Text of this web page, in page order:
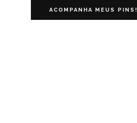
ACOMPANHA MEUS PINS!